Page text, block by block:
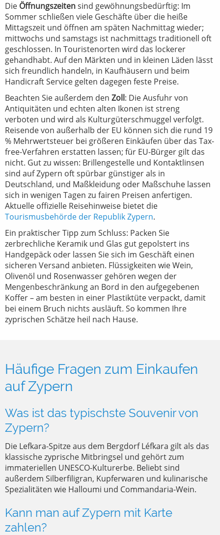
Die Öffnungszeitensind gewöhnungsbedürftig: Im
Sommer schließen viele Geschäfte über die heiße
Mittagszeit und öffnen am späten Nachmittag wieder;
mittwochs und samstags ist nachmittags traditionell oft
geschlossen. In Touristenorten wird das lockerer
gehandhabt. Auf den Märkten und in kleinen Läden lässt
sich freundlich handeln, in Kaufhäusern und beim
Handicraft Service gelten dagegen feste Preise.
Beachten Sie außerdem den Zoll: Die Ausfuhr von
Antiquitäten und echten alten Ikonen ist streng
verboten und wird als Kulturgüterschmuggel verfolgt.
Reisende von außerhalb der EU können sich die rund 19
% Mehrwertsteuer bei größeren Einkäufen über das Tax-
free-Verfahren erstatten lassen; für EU-Bürger gilt das
nicht. Gut zu wissen: Brillengestelle und Kontaktlinsen
sind auf Zypern oft spürbar günstiger als in
Deutschland, und Maßkleidung oder Maßschuhe lassen
sich in wenigen Tagen zu fairen Preisen anfertigen.
Aktuelle offizielle Reisehinweise bietet die
Tourismusbehörde der Republik Zypern.
Ein praktischer Tipp zum Schluss: Packen Sie
zerbrechliche Keramik und Glas gut gepolstert ins
Handgepäck oder lassen Sie sich im Geschäft einen
sicheren Versand anbieten. Flüssigkeiten wie Wein,
Olivenöl und Rosenwasser gehören wegen der
Mengenbeschränkung an Bord in den aufgegebenen
Koffer – am besten in einer Plastiktüte verpackt, damit
bei einem Bruch nichts ausläuft. So kommen Ihre
zyprischen Schätze heil nach Hause.
Häufige Fragen zum Einkaufen
auf Zypern
Was ist das typischste Souvenir von
Zypern?
Die Lefkara-Spitze aus dem Bergdorf Léfkara gilt als das
klassische zyprische Mitbringsel und gehört zum
immateriellen UNESCO-Kulturerbe. Beliebt sind
außerdem Silberfiligran, Kupferwaren und kulinarische
Spezialitäten wie Halloumi und Commandaria-Wein.
Kann man auf Zypern mit Karte
zahlen?